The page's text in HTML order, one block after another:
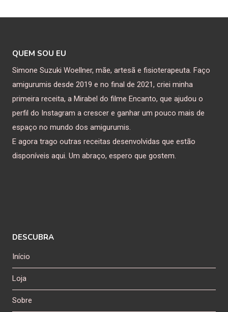
QUEM SOU EU
Simone Suzuki Woellner, mãe, artesã e fisioterapeuta. Faço
amigurumis desde 2019 e no final de 2021, criei minha
primeira receita, a Mirabel do filme Encanto, que ajudou o
perfil do Instagram a crescer e ganhar um pouco mais de
espaço no mundo dos amigurumis.
E agora trago outras receitas desenvolvidas que estão
disponíveis aqui. Um abraço, espero que gostem.
DESCUBRA
Início
Loja
Sobre